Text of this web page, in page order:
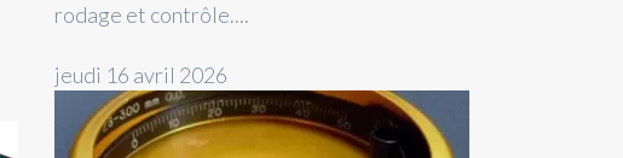
rodage et contrôle....
jeudi 16 avril 2026